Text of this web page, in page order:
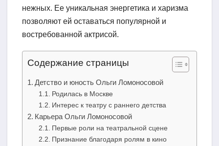
нежных. Ее уникальная энергетика и харизма
позволяют ей оставаться популярной и
востребованной актрисой.
Содержание страницы
Детство и юность Ольги Ломоносовой
Родилась в Москве
Интерес к театру с раннего детства
Карьера Ольги Ломоносовой
Первые роли на театральной сцене
Признание благодаря ролям в кино